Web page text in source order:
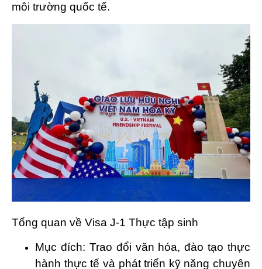
môi trường quốc tế.
Tổng quan về Visa J-1 Thực tập sinh
Mục đích: Trao đổi văn hóa, đào tạo thực
hành thực tế và phát triển kỹ năng chuyên